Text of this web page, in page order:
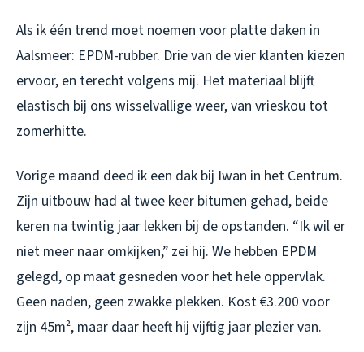
Als ik één trend moet noemen voor platte daken in
Aalsmeer: EPDM-rubber. Drie van de vier klanten kiezen
ervoor, en terecht volgens mij. Het materiaal blijft
elastisch bij ons wisselvallige weer, van vrieskou tot
zomerhitte.
Vorige maand deed ik een dak bij Iwan in het Centrum.
Zijn uitbouw had al twee keer bitumen gehad, beide
keren na twintig jaar lekken bij de opstanden. “Ik wil er
niet meer naar omkijken,” zei hij. We hebben EPDM
gelegd, op maat gesneden voor het hele oppervlak.
Geen naden, geen zwakke plekken. Kost €3.200 voor
zijn 45m², maar daar heeft hij vijftig jaar plezier van.